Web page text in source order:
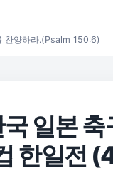
찬양하라.(Psalm 150:6)
일본 축
한일전